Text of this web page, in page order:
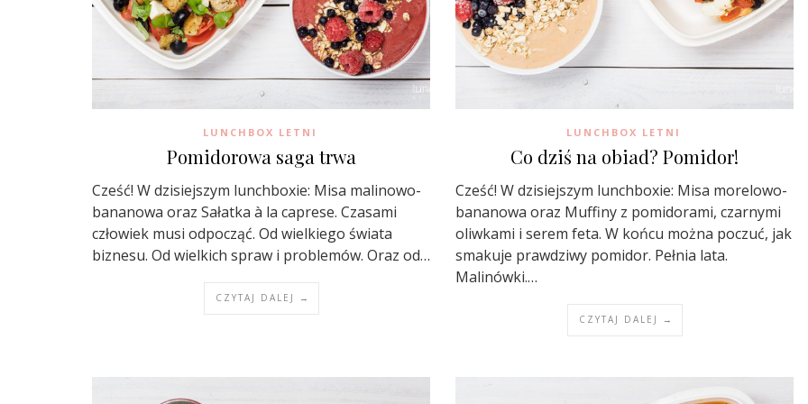
LUNCHBOX LETNI
Pomidorowa saga trwa
Cześć! W dzisiejszym lunchboxie: Misa malinowo-
bananowa oraz Sałatka à la caprese. Czasami
człowiek musi odpocząć. Od wielkiego świata
biznesu. Od wielkich spraw i problemów. Oraz od…
CZYTAJ DALEJ →
LUNCHBOX LETNI
Co dziś na obiad? Pomidor!
Cześć! W dzisiejszym lunchboxie: Misa morelowo-
bananowa oraz Muffiny z pomidorami, czarnymi
oliwkami i serem feta. W końcu można poczuć, jak
smakuje prawdziwy pomidor. Pełnia lata.
Malinówki.…
CZYTAJ DALEJ →